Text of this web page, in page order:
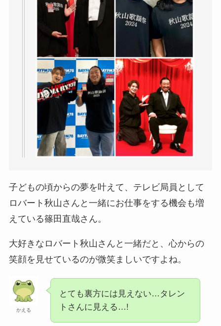
子どもの頃からの夢を叶えて、テレビ局員として
ロバート秋山さんと一緒にお仕事をする機会も増
えている篠田直哉さん。
大好きなロバート秋山さんと一緒だと、心からの
笑顔を見せているのが微笑ましいですよね。
かえる
とても裏方には見えない…タレン
トさんに見える…!